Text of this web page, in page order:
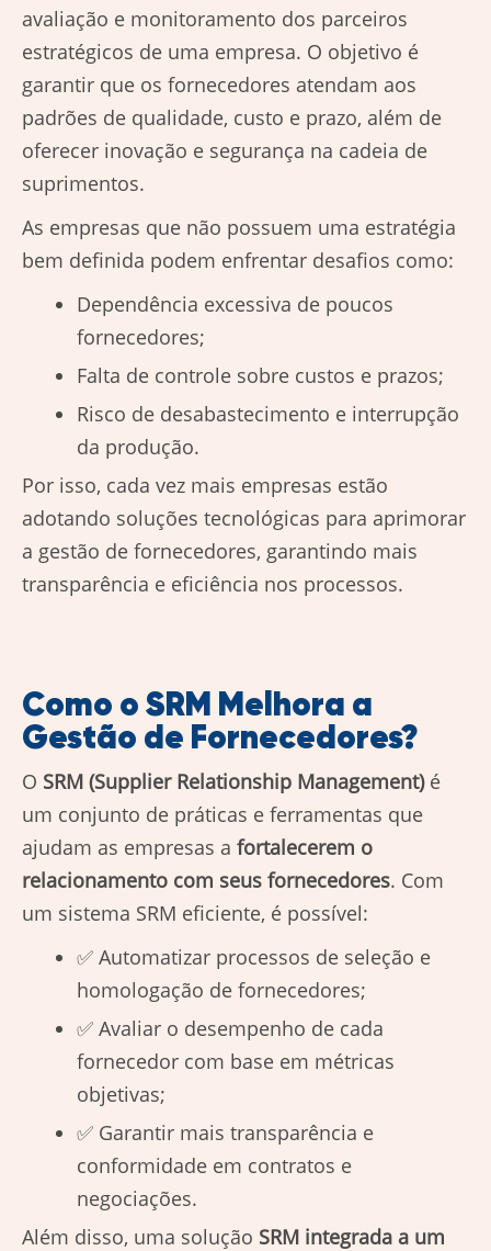
avaliação e monitoramento dos parceiros
estratégicos de uma empresa. O objetivo é
garantir que os fornecedores atendam aos
padrões de qualidade, custo e prazo, além de
oferecer inovação e segurança na cadeia de
suprimentos.
As empresas que não possuem uma estratégia
bem definida podem enfrentar desafios como:
Dependência excessiva de poucos
fornecedores;
Falta de controle sobre custos e prazos;
Risco de desabastecimento e interrupção
da produção.
Por isso, cada vez mais empresas estão
adotando soluções tecnológicas para aprimorar
a gestão de fornecedores, garantindo mais
transparência e eficiência nos processos.
Como o SRM Melhora a
Gestão de Fornecedores?
O SRM (Supplier Relationship Management)é
um conjunto de práticas e ferramentas que
ajudam as empresas a fortalecerem o
relacionamento com seus fornecedores. Com
um sistema SRM eficiente, é possível:
✅ Automatizar processos de seleção e
homologação de fornecedores;
✅ Avaliar o desempenho de cada
fornecedor com base em métricas
objetivas;
✅ Garantir mais transparência e
conformidade em contratos e
negociações.
Além disso, uma solução SRM integrada a um